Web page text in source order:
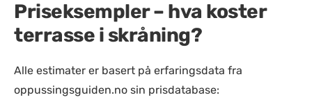
Priseksempler – hva koster
terrasse i skråning?
Alle estimater er basert på erfaringsdata fra
oppussingsguiden.no sin prisdatabase: